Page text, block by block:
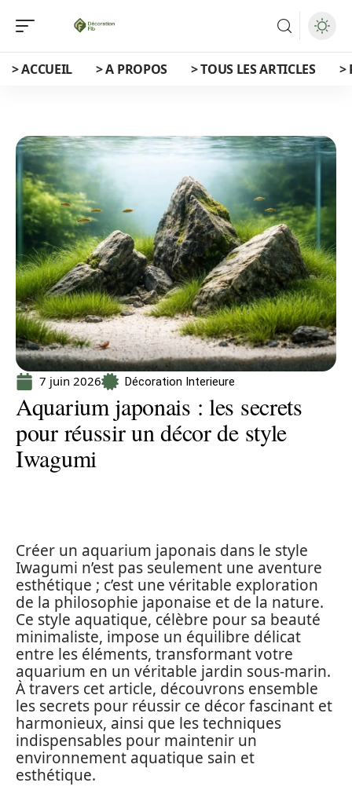
> ACCUEIL > A PROPOS > TOUS LES ARTICLES >
7 juin 2026 Décoration Interieure
Aquarium japonais : les secrets
pour réussir un décor de style
Iwagumi
Créer un aquarium japonais dans le style
Iwagumi n’est pas seulement une aventure
esthétique ; c’est une véritable exploration
de la philosophie japonaise et de la nature.
Ce style aquatique, célèbre pour sa beauté
minimaliste, impose un équilibre délicat
entre les éléments, transformant votre
aquarium en un véritable jardin sous-marin.
À travers cet article, découvrons ensemble
les secrets pour réussir ce décor fascinant et
harmonieux, ainsi que les techniques
indispensables pour maintenir un
environnement aquatique sain et
esthétique.